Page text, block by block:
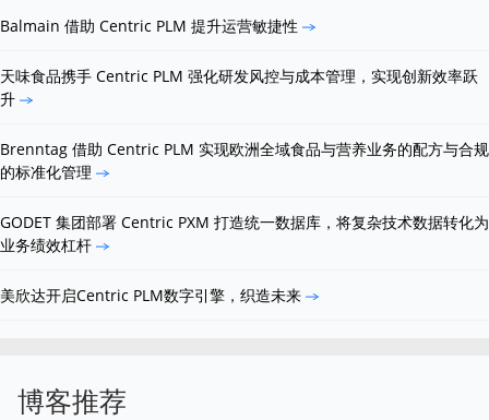
Balmain 借助 Centric PLM 提升运营敏捷性
天味食品携手 Centric PLM 强化研发风控与成本管理，实现创新效率跃
升
Brenntag 借助 Centric PLM 实现欧洲全域食品与营养业务的配方与合规
的标准化管理
GODET 集团部署 Centric PXM 打造统一数据库，将复杂技术数据转化为
业务绩效杠杆
美欣达开启Centric PLM数字引擎，织造未来
博客推荐